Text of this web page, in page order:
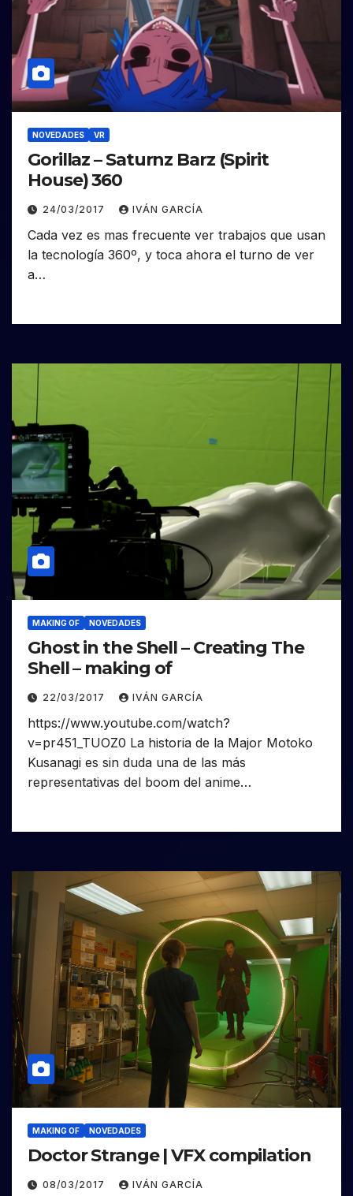
NOVEDADES VR
Gorillaz – Saturnz Barz (Spirit
House) 360
24/03/2017 IVÁN GARCÍA
Cada vez es mas frecuente ver trabajos que usan
la tecnología 360º, y toca ahora el turno de ver
a…
MAKING OF NOVEDADES
Ghost in the Shell – Creating The
Shell – making of
22/03/2017 IVÁN GARCÍA
https://www.youtube.com/watch?
v=pr451_TUOZ0 La historia de la Major Motoko
Kusanagi es sin duda una de las más
representativas del boom del anime…
MAKING OF NOVEDADES
Doctor Strange | VFX compilation
08/03/2017 IVÁN GARCÍA